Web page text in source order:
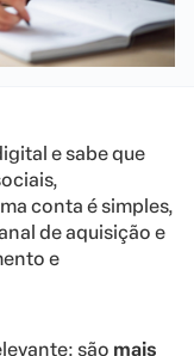
e sabe que
conta é simples,
de aquisição e
e
são mais